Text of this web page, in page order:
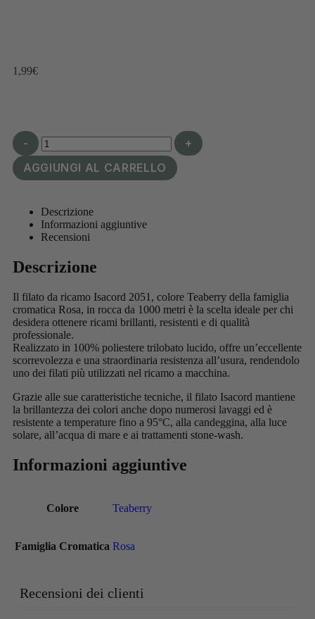
1,99€
-
+
AGGIUNGI AL CARRELLO
Descrizione
Informazioni aggiuntive
Recensioni
Descrizione
Il filato da ricamo Isacord 2051, colore Teaberry della famiglia
cromatica Rosa, in rocca da 1000 metri è la scelta ideale per chi
desidera ottenere ricami brillanti, resistenti e di qualità
professionale.
Realizzato in 100% poliestere trilobato lucido, offre un’eccellente
scorrevolezza e una straordinaria resistenza all’usura, rendendolo
uno dei filati più utilizzati nel ricamo a macchina.
Grazie alle sue caratteristiche tecniche, il filato Isacord mantiene
la brillantezza dei colori anche dopo numerosi lavaggi ed è
resistente a temperature fino a 95°C, alla candeggina, alla luce
solare, all’acqua di mare e ai trattamenti stone-wash.
Informazioni aggiuntive
Colore Teaberry
Famiglia Cromatica Rosa
Recensioni dei clienti